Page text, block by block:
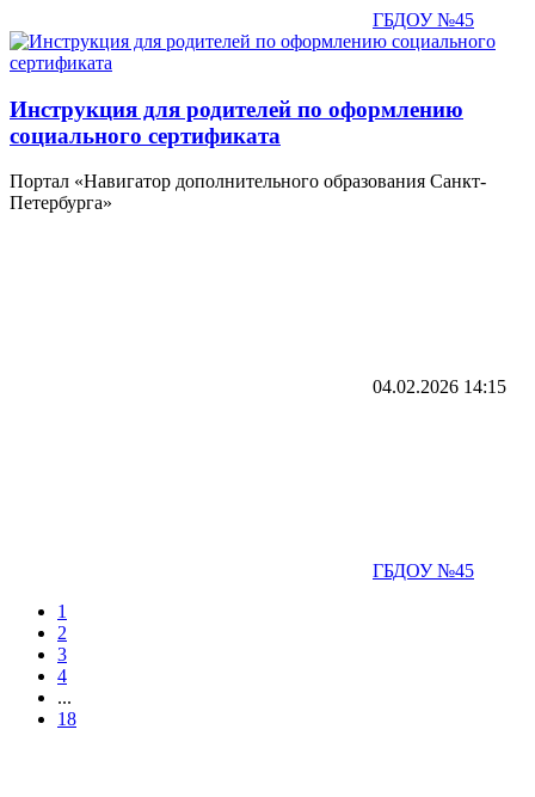
ГБДОУ №45
Инструкция для родителей по оформлению
социального сертификата
Портал «Навигатор дополнительного образования Санкт-
Петербурга»
04.02.2026 14:15
ГБДОУ №45
1
2
3
4
...
18